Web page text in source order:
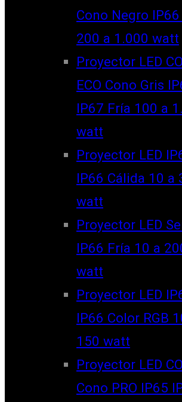
Cono Negro
200 a 1.000 watt
Proyector LED
ECO Cono Gris
IP67 Fría 100 a
watt
Proyector LED
IP66 Cálida 10 a
watt
Proyector LED
IP66 Fría 10 a
watt
Proyector LED
IP66 Color RGB
150 watt
Proyector LED
Cono PRO IP65